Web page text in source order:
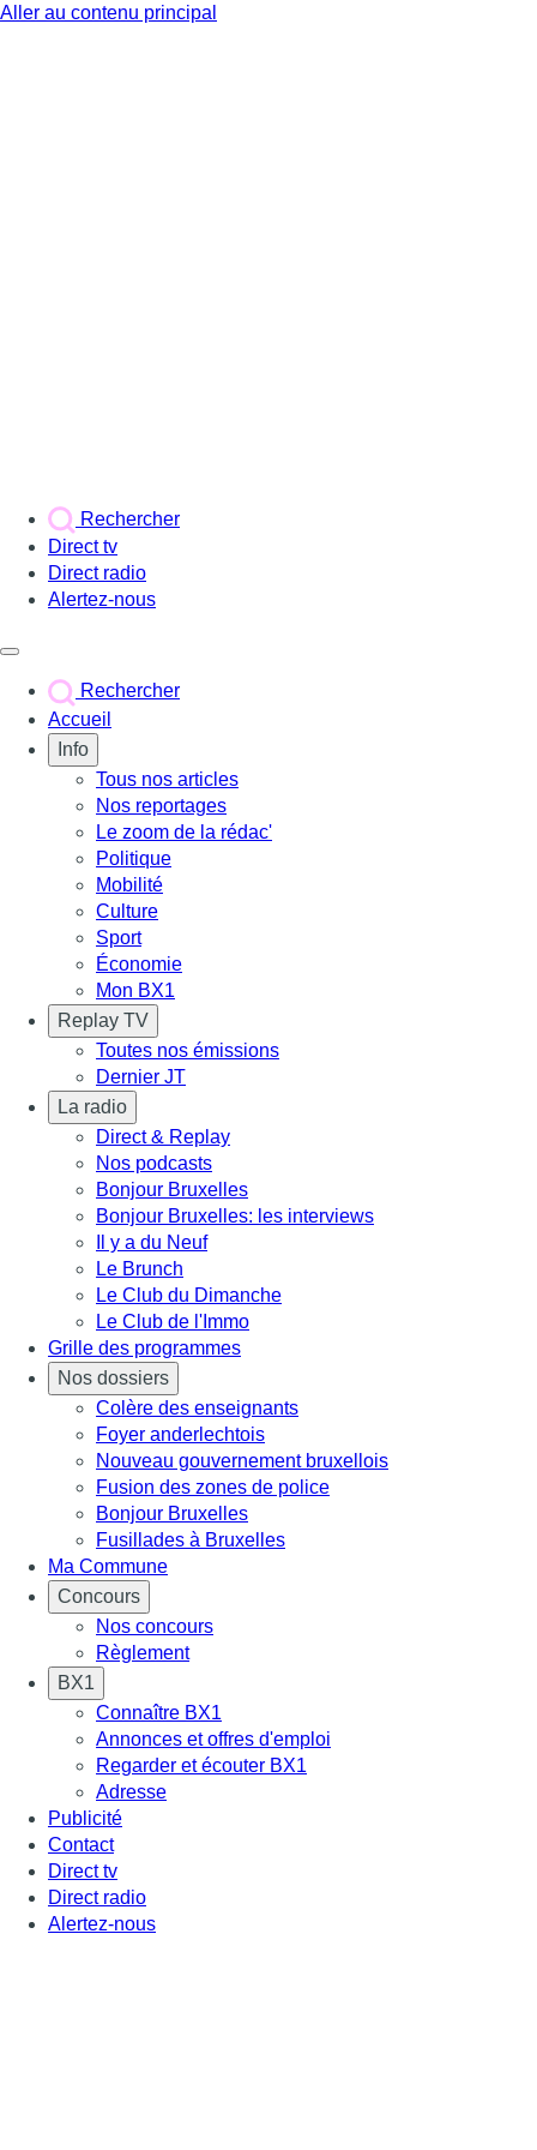
Aller au contenu principal
Rechercher
Direct tv
Direct radio
Alertez-nous
Rechercher
Accueil
Info
Tous nos articles
Nos reportages
Le zoom de la rédac'
Politique
Mobilité
Culture
Sport
Économie
Mon BX1
Replay TV
Toutes nos émissions
Dernier JT
La radio
Direct & Replay
Nos podcasts
Bonjour Bruxelles
Bonjour Bruxelles: les interviews
Il y a du Neuf
Le Brunch
Le Club du Dimanche
Le Club de l'Immo
Grille des programmes
Nos dossiers
Colère des enseignants
Foyer anderlechtois
Nouveau gouvernement bruxellois
Fusion des zones de police
Bonjour Bruxelles
Fusillades à Bruxelles
Ma Commune
Concours
Nos concours
Règlement
BX1
Connaître BX1
Annonces et offres d'emploi
Regarder et écouter BX1
Adresse
Publicité
Contact
Direct tv
Direct radio
Alertez-nous